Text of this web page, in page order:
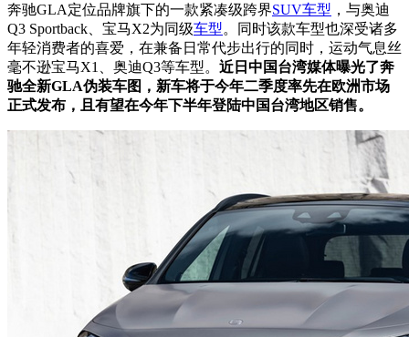
奔驰GLA定位品牌旗下的一款紧凑级跨界SUV车型 ，与奥迪
Q3 Sportback、宝马X2为同级车型。同时该款车型也深受诸多
年轻消费者的喜爱，在兼备日常代步出行的同时，运动气息丝
毫不逊宝马X1、奥迪Q3等车型。 近日中国台湾媒体曝光了奔
驰全新GLA伪装车图，新车将于今年二季度率先在欧洲市场
正式发布，且有望在今年下半年登陆中国台湾地区销售。